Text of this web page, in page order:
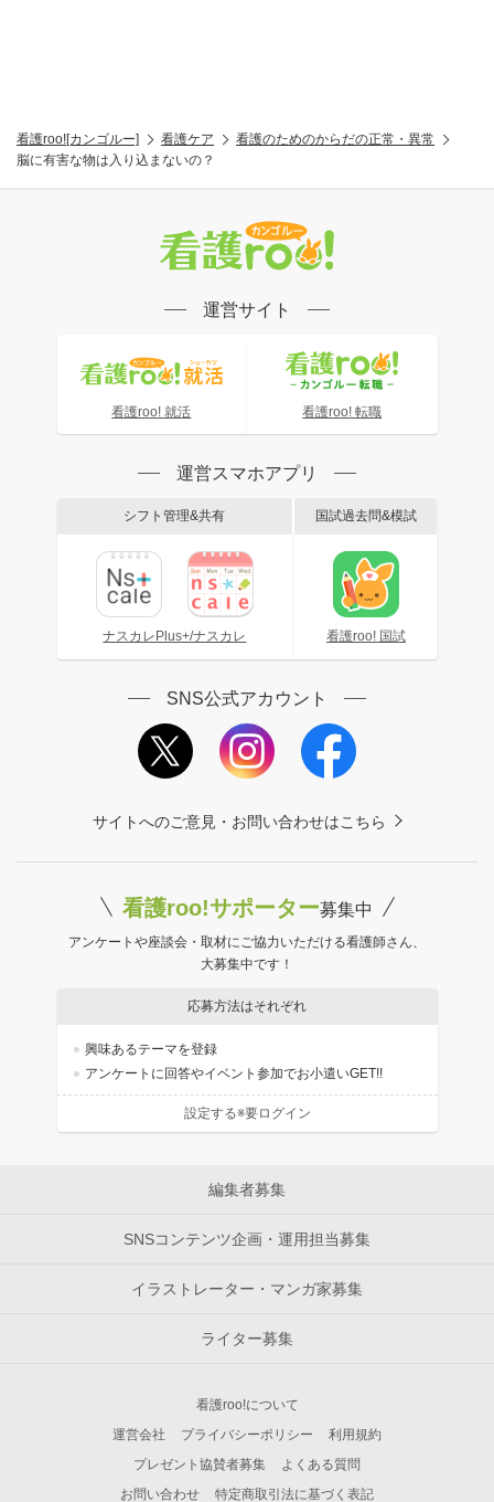
看護roo![カンゴルー] 看護ケア
看護のためのからだの正常・異常
脳に有害な物は入り込まないの？
運営サイト
看護roo! 就活 看護roo! 転職
運営スマホアプリ
シフト管理&共有
ナスカレPlus+/ナスカレ
国試過去問&模試
看護roo! 国試
SNS公式アカウント
サイトへのご意見・お問い合わせはこちら
看護roo!サポーター募集中
アンケートや座談会・取材にご協力いただける看護師さん、
大募集中です！
応募方法はそれぞれ
興味あるテーマを登録
アンケートに回答やイベント参加でお小遣いGET!!
設定する※要ログイン
編集者募集
SNSコンテンツ企画・運用担当募集
イラストレーター・マンガ家募集
ライター募集
看護roo!について
運営会社
プライバシーポリシー
利用規約
プレゼント協賛者募集
よくある質問
お問い合わせ
特定商取引法に基づく表記